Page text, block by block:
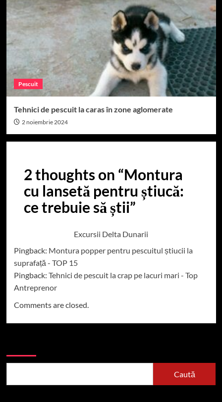
Pescuit
Tehnici de pescuit la caras în zone aglomerate
2 noiembrie 2024
2 thoughts on “Montura
cu lansetă pentru știucă:
ce trebuie să știi”
Excursii Delta Dunarii
Pingback: Montura popper pentru pescuitul știucii la
suprafață - TOP 15
Pingback: Tehnici de pescuit la crap pe lacuri mari - Top
Antreprenor
Comments are closed.
Caută